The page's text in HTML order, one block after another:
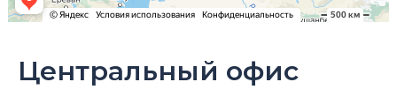
Центральный офис